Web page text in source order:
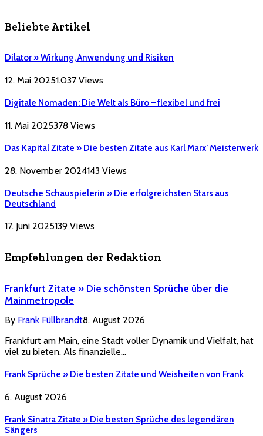
Beliebte Artikel
Dilator » Wirkung, Anwendung und Risiken
12. Mai 20251.037 Views
Digitale Nomaden: Die Welt als Büro – flexibel und frei
11. Mai 2025378 Views
Das Kapital Zitate » Die besten Zitate aus Karl Marx’ Meisterwerk
28. November 2024143 Views
Deutsche Schauspielerin » Die erfolgreichsten Stars aus
Deutschland
17. Juni 2025139 Views
Empfehlungen der Redaktion
Frankfurt Zitate » Die schönsten Sprüche über die
Mainmetropole
By Frank Füllbrandt8. August 2026
Frankfurt am Main, eine Stadt voller Dynamik und Vielfalt, hat
viel zu bieten. Als finanzielle…
Frank Sprüche » Die besten Zitate und Weisheiten von Frank
6. August 2026
Frank Sinatra Zitate » Die besten Sprüche des legendären
Sängers